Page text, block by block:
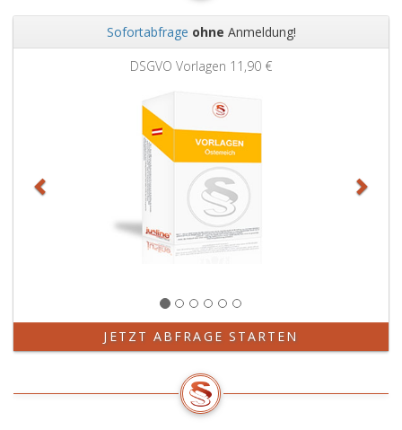
Sofortabfrage ohne Anmeldung!
DSGVO Vorlagen 11,90 €
JETZT ABFRAGE STARTEN